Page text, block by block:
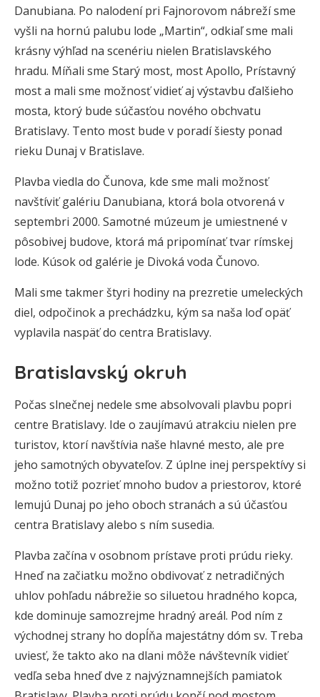
Danubiana. Po nalodení pri Fajnorovom nábreží sme
vyšli na hornú palubu lode „Martin“, odkiaľ sme mali
krásny výhľad na scenériu nielen Bratislavského
hradu. Míňali sme Starý most, most Apollo, Prístavný
most a mali sme možnosť vidieť aj výstavbu ďalšieho
mosta, ktorý bude súčasťou nového obchvatu
Bratislavy. Tento most bude v poradí šiesty ponad
rieku Dunaj v Bratislave.
Plavba viedla do Čunova, kde sme mali možnosť
navštíviť galériu Danubiana, ktorá bola otvorená v
septembri 2000. Samotné múzeum je umiestnené v
pôsobivej budove, ktorá má pripomínať tvar rímskej
lode. Kúsok od galérie je Divoká voda Čunovo.
Mali sme takmer štyri hodiny na prezretie umeleckých
diel, odpočinok a prechádzku, kým sa naša loď opäť
vyplavila naspäť do centra Bratislavy.
Bratislavský okruh
Počas slnečnej nedele sme absolvovali plavbu popri
centre Bratislavy. Ide o zaujímavú atrakciu nielen pre
turistov, ktorí navštívia naše hlavné mesto, ale pre
jeho samotných obyvateľov. Z úplne inej perspektívy si
možno totiž pozrieť mnoho budov a priestorov, ktoré
lemujú Dunaj po jeho oboch stranách a sú účasťou
centra Bratislavy alebo s ním susedia.
Plavba začína v osobnom prístave proti prúdu rieky.
Hneď na začiatku možno obdivovať z netradičných
uhlov pohľadu nábrežie so siluetou hradného kopca,
kde dominuje samozrejme hradný areál. Pod ním z
východnej strany ho dopĺňa majestátny dóm sv. Treba
uviesť, že takto ako na dlani môže návštevník vidieť
vedľa seba hneď dve z najvýznamnejších pamiatok